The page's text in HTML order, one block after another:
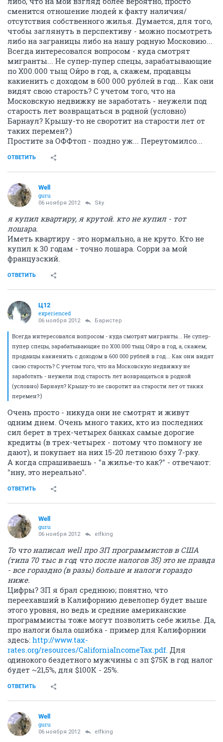
сменится отношение людей к факту наличия/
отсутствия собственного жилья. Думается, для того,
чтобы заглянуть в перспективу - можно посмотреть
либо на заграницы либо на нашу родную Московию...
Всегда интересовался вопросом - куда смотрят
мигранты... Не супер-пупер спецы, зарабатывающие
по X00.000 тыщ Ойро в год, а, скажем, продавцы
какиенить с доходом в 600 000 рублей в год... Как они
видят свою старость? С учетом того, что на
Московскую недвижку не заработать - неужели под
старость лет возвращаться в родной (условно)
Барнаул? Крышу-то не своротит на старости лет от
таких перемен?:)
Простите за ОФФтоп - поздно уж... Переутомилсо...
ОТВЕТИТЬ
Well
guru
06 ноября 2012 Sky
я купил квартиру, я крутой. кто не купил - тот
лошара.
Иметь квартиру - это нормально, а не круто. Кто не
купил к 30 годам - точно лошара. Сорри за мой
французский.
ОТВЕТИТЬ
Ц12
experienced
06 ноября 2012 Баристер
Всегда интересовался вопросом - куда смотрят мигранты... Не супер-
пупер спецы, зарабатывающие по X00.000 тыщ Ойро в год, а, скажем,
продавцы какиенить с доходом в 600 000 рублей в год... Как они видят
свою старость? С учетом того, что на Московскую недвижку не
заработать - неужели под старость лет возвращаться в родной
(условно) Барнаул? Крышу-то не своротит на старости лет от таких
перемен?:)
Очень просто - никуда они не смотрят и живут
одним днем. Очень много таких, кто из последних
сил берет в трех-четырех банках самые дорогие
кредиты (в трех-четырех - потому что помногу не
дают), и покупает на них 15-20 летнюю бэху 7-рку.
А когда спрашиваешь - "а жилье-то как?" - отвечают:
"нну, это нереально".
ОТВЕТИТЬ
Well
guru
06 ноября 2012 elfking
То что написал well про ЗП программистов в США
(типа 70 тыс в год что после налогов 35) это не правда
- все гораздно (в разы) больше и налоги гораздо
ниже.
Цифры? ЗП я брал среднюю; понятно, что
переехавший в Калифорнию девелопер будет выше
этого уровня, но ведь и средние американские
программисты тоже могут позволить себе жилье. Да,
про налоги была ошибка - пример для Калифорнии
здесь: http://www.tax-
rates.org/resources/CaliforniaIncomeTax.pdf. Для
одинокого бездетного мужчины с зп $75K в год налог
будет ~21,5%, для $100K - 25%.
ОТВЕТИТЬ
Well
guru
06 ноября 2012 elfking